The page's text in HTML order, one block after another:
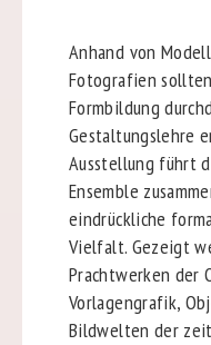
Anhand von
Fotografien
Formbildung
Gestaltungslehre
Ausstellung führt
Ensemble
eindrückliche
Vielfalt. Gezeigt
Prachtwerken der
Vorlagengrafik,
Bildwelten der